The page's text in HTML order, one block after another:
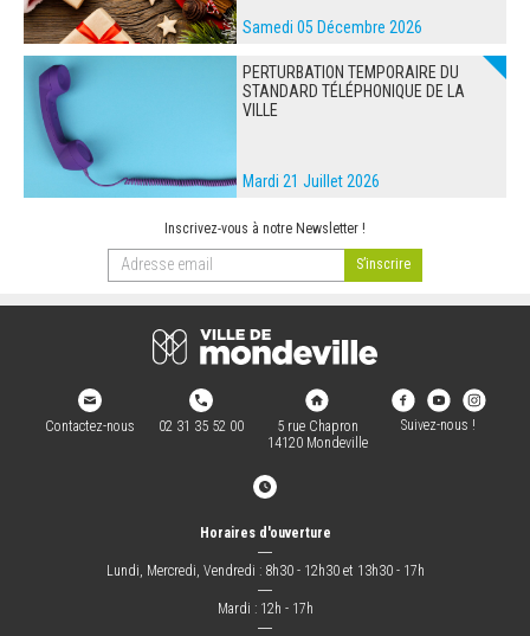
Samedi 05 Décembre 2026
PERTURBATION TEMPORAIRE DU
STANDARD TÉLÉPHONIQUE DE LA
VILLE
Mardi 21 Juillet 2026
Inscrivez-vous à notre Newsletter !
Contactez-nous 02 31 35 52 00
5 rue Chapron
14120 Mondeville
Suivez-nous !
Horaires d'ouverture
―
Lundi, Mercredi, Vendredi : 8h30 - 12h30 et 13h30 - 17h
―
Mardi : 12h - 17h
―